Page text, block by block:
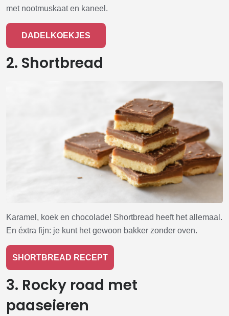
met nootmuskaat en kaneel.
DADELKOEKJES
2. Shortbread
Karamel, koek en chocolade! Shortbread heeft het allemaal.
En éxtra fijn: je kunt het gewoon bakker zonder oven.
SHORTBREAD RECEPT
3. Rocky road met
paaseieren